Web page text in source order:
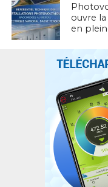
ouvre
en